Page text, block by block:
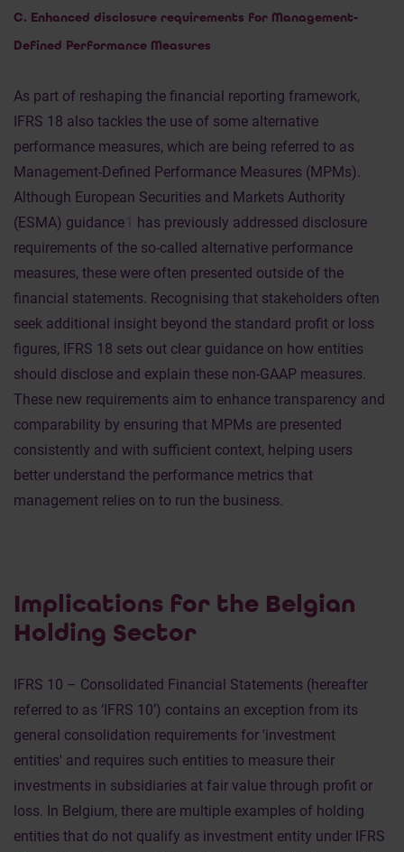
C. Enhanced disclosure requirements for Management-
Defined Performance Measures
As part of reshaping the financial reporting framework,
IFRS 18 also tackles the use of some alternative
performance measures, which are being referred to as
Management-Defined Performance Measures (MPMs).
Although European Securities and Markets Authority
(ESMA) guidance 1 has previously addressed disclosure
requirements of the so-called alternative performance
measures, these were often presented outside of the
financial statements. Recognising that stakeholders often
seek additional insight beyond the standard profit or loss
figures, IFRS 18 sets out clear guidance on how entities
should disclose and explain these non-GAAP measures.
These new requirements aim to enhance transparency and
comparability by ensuring that MPMs are presented
consistently and with sufficient context, helping users
better understand the performance metrics that
management relies on to run the business.
Implications for the Belgian
Holding Sector
IFRS 10 – Consolidated Financial Statements (hereafter
referred to as ‘IFRS 10’) contains an exception from its
general consolidation requirements for 'investment
entities' and requires such entities to measure their
investments in subsidiaries at fair value through profit or
loss. In Belgium, there are multiple examples of holding
entities that do not qualify as investment entity under IFRS